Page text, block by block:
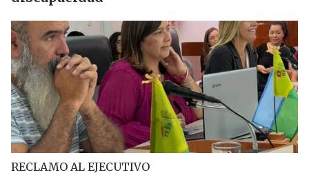
RECLAMO AL EJECUTIVO